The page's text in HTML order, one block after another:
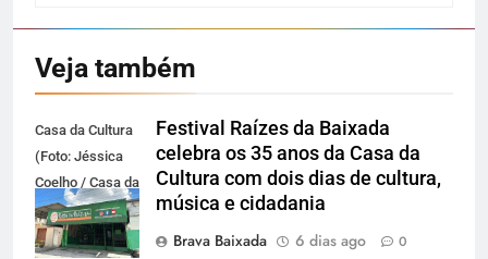
Veja também
Casa da Cultura
(Foto: Jéssica
Coelho / Casa da
Cultura da
Baixada)
Festival Raízes da Baixada
celebra os 35 anos da Casa da
Cultura com dois dias de cultura,
música e cidadania
Brava Baixada
6 dias ago 0